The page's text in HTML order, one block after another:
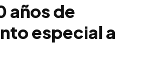
años de
especial a